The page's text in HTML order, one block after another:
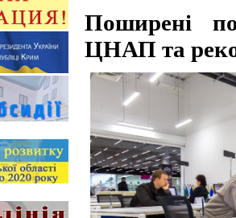
Поширені
ЦНАП та